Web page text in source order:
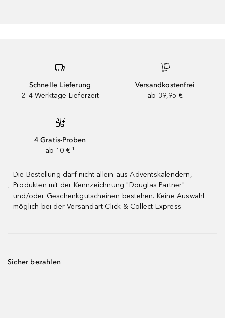
Schnelle Lieferung
2–4 Werktage Lieferzeit
Versandkostenfrei
ab 39,95 €
4 Gratis-Proben
ab 10 € ¹
¹
Die Bestellung darf nicht allein aus Adventskalendern,
Produkten mit der Kennzeichnung "Douglas Partner"
und/oder Geschenkgutscheinen bestehen. Keine Auswahl
möglich bei der Versandart Click & Collect Express
Sicher bezahlen